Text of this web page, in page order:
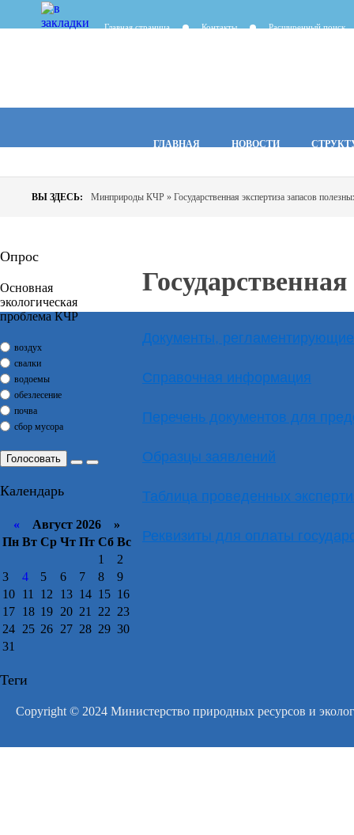
Главная страница Контакты Расширенный поиск
ГЛАВНАЯ НОВОСТИ
ВЫ ЗДЕСЬ: Минприроды КЧР » Государственная экспертиза запасов
Документы, регламентирующие
Справочная информация
Перечень документов для
Образцы заявлений
Таблица проведенных
Реквизиты для оплаты
Опрос
Основная
экологическая
проблема КЧР
воздух
свалки
водоемы
обезлесение
почва
сбор мусора
Голосовать
Календарь
« Август 2026 »
Пн Вт Ср Чт Пт Сб Вс
1
2
3
4 5 6 7 8
9
10 11 12 13 14 15 16
17 18 19 20 21 22 23
24 25 26 27 28 29 30
31
Теги
Copyright © 2024 Министерство природных ресурсов и